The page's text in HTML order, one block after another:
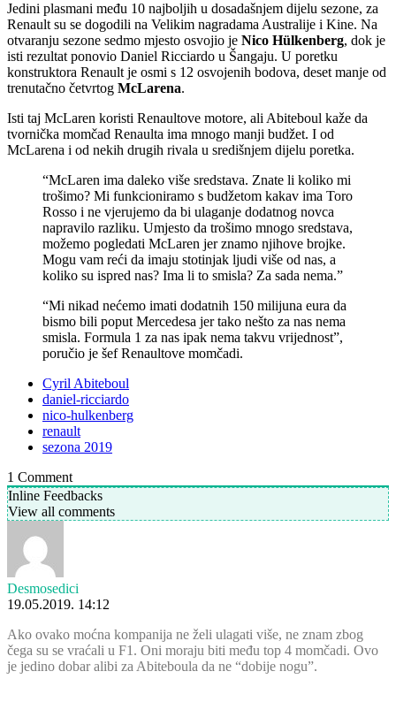
Jedini plasmani među 10 najboljih u dosadašnjem dijelu sezone, za
Renault su se dogodili na Velikim nagradama Australije i Kine. Na
otvaranju sezone sedmo mjesto osvojio je Nico Hülkenberg, dok je
isti rezultat ponovio Daniel Ricciardo u Šangaju. U poretku
konstruktora Renault je osmi s 12 osvojenih bodova, deset manje od
trenutačno četvrtog McLarena.
Isti taj McLaren koristi Renaultove motore, ali Abiteboul kaže da
tvornička momčad Renaulta ima mnogo manji budžet. I od
McLarena i od nekih drugih rivala u središnjem dijelu poretka.
“McLaren ima daleko više sredstava. Znate li koliko mi
trošimo? Mi funkcioniramo s budžetom kakav ima Toro
Rosso i ne vjerujemo da bi ulaganje dodatnog novca
napravilo razliku. Umjesto da trošimo mnogo sredstava,
možemo pogledati McLaren jer znamo njihove brojke.
Mogu vam reći da imaju stotinjak ljudi više od nas, a
koliko su ispred nas? Ima li to smisla? Za sada nema.”
“Mi nikad nećemo imati dodatnih 150 milijuna eura da
bismo bili poput Mercedesa jer tako nešto za nas nema
smisla. Formula 1 za nas ipak nema takvu vrijednost”,
poručio je šef Renaultove momčadi.
Cyril Abiteboul
daniel-ricciardo
nico-hulkenberg
renault
sezona 2019
1 Comment
Inline Feedbacks
View all comments
Desmosedici
19.05.2019. 14:12
Ako ovako moćna kompanija ne želi ulagati više, ne znam zbog
čega su se vraćali u F1. Oni moraju biti među top 4 momčadi. Ovo
je jedino dobar alibi za Abiteboula da ne “dobije nogu”.